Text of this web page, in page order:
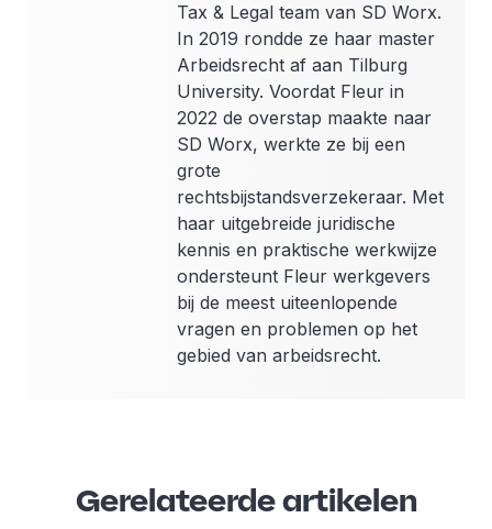
Tax & Legal team van SD Worx.
In 2019 rondde ze haar master
Arbeidsrecht af aan Tilburg
University. Voordat Fleur in
2022 de overstap maakte naar
SD Worx, werkte ze bij een
grote
rechtsbijstandsverzekeraar. Met
haar uitgebreide juridische
kennis en praktische werkwijze
ondersteunt Fleur werkgevers
bij de meest uiteenlopende
vragen en problemen op het
gebied van arbeidsrecht.
Gerelateerde artikelen